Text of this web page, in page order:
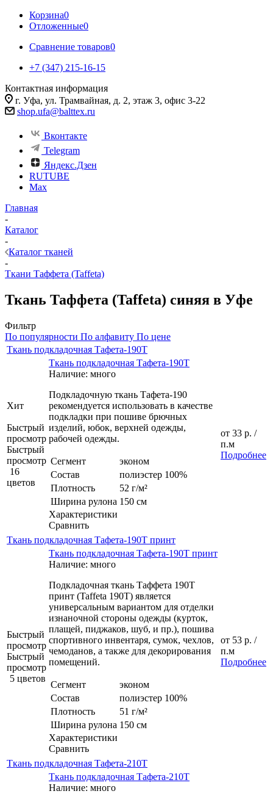
Корзина0
Отложенные0
Сравнение товаров0
+7 (347) 215-16-15
Контактная информация
г. Уфа, ул. Трамвайная, д. 2, этаж 3, офис 3-22
shop.ufa@balttex.ru
Вконтакте
Telegram
Яндекс.Дзен
RUTUBE
Max
Главная
-
Каталог
-
Каталог тканей
-
Ткани Таффета (Taffeta)
Ткань Таффета (Taffeta) синяя в Уфе
Фильтр
По популярности По алфавиту По цене
Ткань подкладочная Тафета-190Т
Хит
Быстрый
просмотр
Быстрый
просмотр
16
цветов
Ткань подкладочная Тафета-190Т
Наличие: много
Подкладочную ткань Тафета-190
рекомендуется использовать в качестве
подкладки при пошиве брючных
изделий, юбок, верхней одежды,
рабочей одежды.
Сегмент
эконом
Состав
полиэстер 100%
Плотность
52 г/м²
Ширина рулона 150 см
Характеристики
Сравнить
от 33 р. /
п.м
Подробнее
Ткань подкладочная Тафета-190Т принт
Быстрый
просмотр
Быстрый
просмотр
5 цветов
Ткань подкладочная Тафета-190Т принт
Наличие: много
Подкладочная ткань Таффета 190Т
принт (Taffeta 190T) является
универсальным вариантом для отделки
изнаночной стороны одежды (курток,
плащей, пиджаков, шуб, и пр.), пошива
спортивного инвентаря, сумок, чехлов,
чемоданов, а также для декорирования
помещений.
Сегмент
эконом
Состав
полиэстер 100%
Плотность
51 г/м²
Ширина рулона 150 см
Характеристики
Сравнить
от 53 р. /
п.м
Подробнее
Ткань подкладочная Тафета-210T
Ткань подкладочная Тафета-210T
Наличие: много